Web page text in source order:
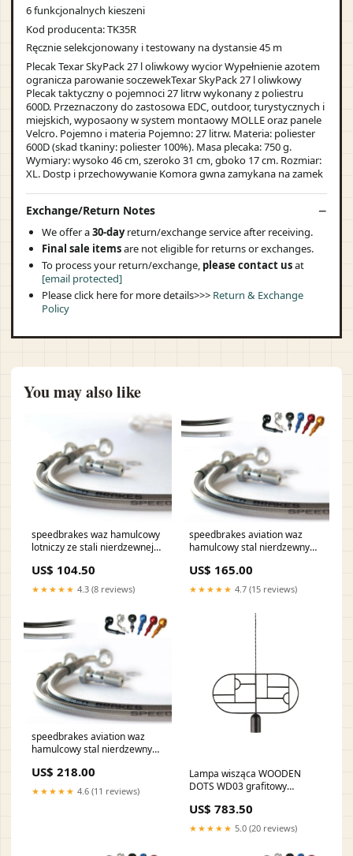
6 funkcjonalnych kieszeni
Kod producenta: TK35R
Ręcznie selekcjonowany i testowany na dystansie 45 m
Plecak Texar SkyPack 27 l oliwkowy wycior Wypełnienie azotem
ogranicza parowanie soczewekTexar SkyPack 27 l oliwkowy
Plecak taktyczny o pojemnoci 27 litrw wykonany z poliestru
600D. Przeznaczony do zastosowa EDC, outdoor, turystycznych i
miejskich, wyposaony w system montaowy MOLLE oraz panele
Velcro. Pojemno i materia Pojemno: 27 litrw. Materia: poliester
600D (skad tkaniny: poliester 100%). Masa plecaka: 750 g.
Wymiary: wysoko 46 cm, szeroko 31 cm, gboko 17 cm. Rozmiar:
XL. Dostp i przechowywanie Komora gwna zamykana na zamek
Exchange/Return Notes
We offer a30-dayreturn/exchange service after receiving.
Final sale itemsare not eligible for returns or exchanges.
To process your return/exchange, please contact usat
[email protected]
Please click here for more details>>> Return & Exchange
Policy
You may also like
speedbrakes waz hamulcowy
lotniczy ze stali nierdzewnej
ducati-998-s-998-2002-
esi8472126
US$ 104.50
★★★★★ 4.3 (8 reviews)
speedbrakes aviation waz
hamulcowy stal nierdzewny
husqvarna-vitpilen-401-401-
2018-esi9156486
US$ 165.00
★★★★★ 4.7 (15 reviews)
speedbrakes aviation waz
hamulcowy stal nierdzewny
piaggio-mp3-300-lt-yourban-
erl--m751--300-2014-
US$ 218.00
★★★★★ 4.6 (11 reviews)
Lampa wisząca WOODEN
DOTS WD03 grafitowy
US$ 783.50
★★★★★ 5.0 (20 reviews)